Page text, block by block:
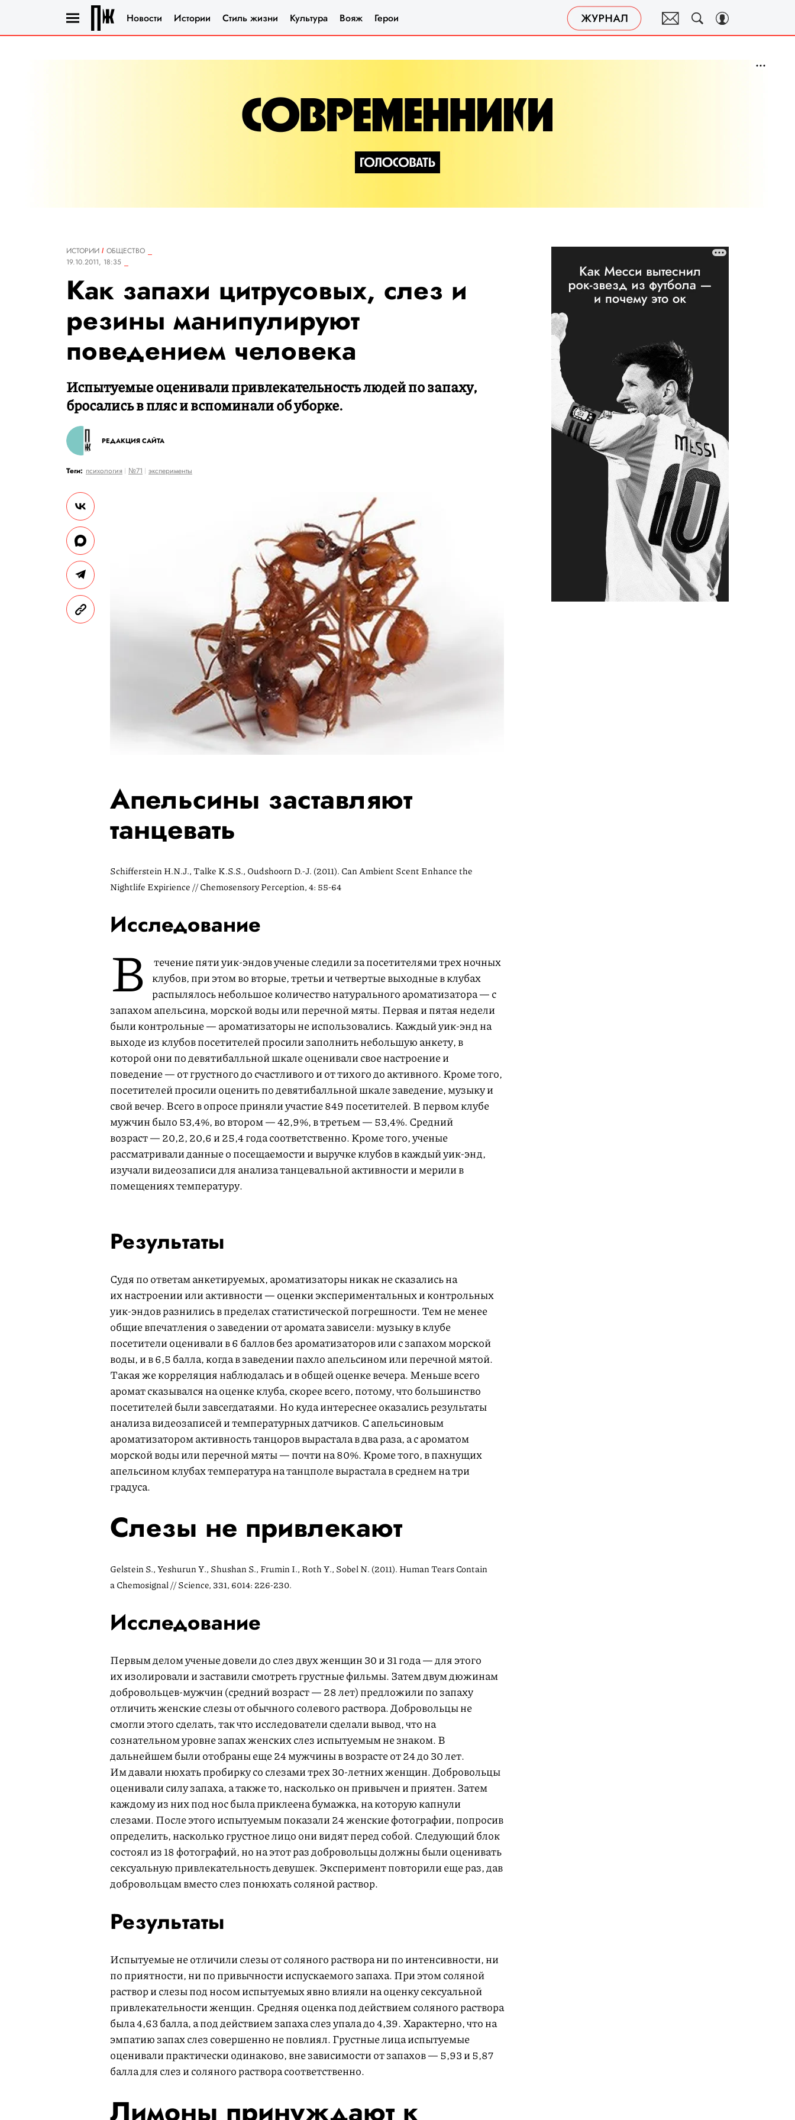
Новости Истории Стиль жизни Культура Вояж Герои
ИСТОРИИ
ОБЩЕСТВО
19.10.2011, 18:35
Как запахи цитрусовых, слез и
резины манипулируют
поведением человека
Испытуемые оценивали привлекательность людей по запаху,
бросались в пляс и вспоминали об уборке.
РЕДАКЦИЯ САЙТА
Теги: психология №71 эксперименты
Апельсины заставляют
танцевать
Schifferstein H.N.J., Talke K.S.S., Oudshoorn D.-J. (2011). Can Ambient Scent Enhance the
Nightlife Expirience // Chemosensory Perception, 4: 55-64
Исследование
В
течение пяти уик-эндов ученые следили за посетителями трех ночных
клубов, при этом во вторые, третьи и четвертые выходные в клубах
распылялось небольшое количество натурального ароматизатора — с
запахом апельсина, морской воды или перечной мяты. Первая и пятая недели
были контрольные — ароматизаторы не использовались. Каждый уик-энд на
выходе из клубов посетителей просили заполнить небольшую анкету, в
которой они по девятибалльной шкале оценивали свое настроение и
поведение — от грустного до счастливого и от тихого до активного. Кроме того,
посетителей просили оценить по девятибалльной шкале заведение, музыку и
свой вечер. Всего в опросе приняли участие 849 посетителей. В первом клубе
мужчин было 53,4%, во втором — 42,9%, в третьем — 53,4%. Средний
возраст — 20,2, 20,6 и 25,4 года соответственно. Кроме того, ученые
рассматривали данные о посещаемости и выручке клубов в каждый уик-энд,
изучали видеозаписи для анализа танцевальной активности и мерили в
помещениях температуру.
Результаты
Судя по ответам анкетируемых, ароматизаторы никак не сказались на
их настроении или активности — оценки экспериментальных и контрольных
уик-эндов разнились в пределах статистической погрешности. Тем не менее
общие впечатления о заведении от аромата зависели: музыку в клубе
посетители оценивали в 6 баллов без ароматизаторов или с запахом морской
воды, и в 6,5 балла, когда в заведении пахло апельсином или перечной мятой.
Такая же корреляция наблюдалась и в общей оценке вечера. Меньше всего
аромат сказывался на оценке клуба, скорее всего, потому, что большинство
посетителей были завсегдатаями. Но куда интереснее оказались результаты
анализа видеозаписей и температурных датчиков. С апельсиновым
ароматизатором активность танцоров вырастала в два раза, а с ароматом
морской воды или перечной мяты — почти на 80%. Кроме того, в пахнущих
апельсином клубах температура на танцполе вырастала в среднем на три
градуса.
Слезы не привлекают
Gelstein S., Yeshurun Y., Shushan S., Frumin I., Roth Y., Sobel N. (2011). Human Tears Contain
a Chemosignal // Science, 331, 6014: 226-230.
Исследование
Первым делом ученые довели до слез двух женщин 30 и 31 года — для этого
их изолировали и заставили смотреть грустные фильмы. Затем двум дюжинам
добровольцев-мужчин (средний возраст — 28 лет) предложили по запаху
отличить женские слезы от обычного солевого раствора. Добровольцы не
смогли этого сделать, так что исследователи сделали вывод, что на
сознательном уровне запах женских слез испытуемым не знаком. В
дальнейшем были отобраны еще 24 мужчины в возрасте от 24 до 30 лет.
Им давали нюхать пробирку со слезами трех30-летнихженщин. Добровольцы
оценивали силу запаха, а также то, насколько он привычен и приятен. Затем
каждому из них под нос была приклеена бумажка, на которую капнули
слезами. После этого испытуемым показали 24 женские фотографии, попросив
определить, насколько грустное лицо они видят перед собой. Следующий блок
состоял из 18 фотографий, но на этот раз добровольцы должны были оценивать
сексуальную привлекательность девушек. Эксперимент повторили еще раз, дав
добровольцам вместо слез понюхать соляной раствор.
Результаты
Испытуемые не отличили слезы от соляного раствора ни по интенсивности, ни
по приятности, ни по привычности испускаемого запаха. При этом соляной
раствор и слезы под носом испытуемых явно влияли на оценку сексуальной
привлекательности женщин. Средняя оценка под действием соляного раствора
была 4,63 балла, а под действием запаха слез упала до 4,39. Характерно, что на
эмпатию запах слез совершенно не повлиял. Грустные лица испытуемые
оценивали практически одинаково, вне зависимости от запахов — 5,93 и 5,87
балла для слез и соляного раствора соответственно.
Лимоны принуждают к